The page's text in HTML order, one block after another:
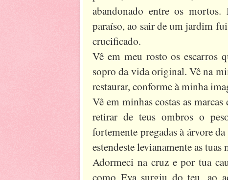
abandonado entre os
paraíso, ao sair de um jardim
crucificado.
Vê em meu rosto os escarros
sopro da vida original. Vê na
restaurar, conforme à minha
Vê em minhas costas as
retirar de teus ombros o
fortemente pregadas à árvore
estendeste levianamente as
Adormeci na cruz e por tua
como Eva surgiu do teu, ao